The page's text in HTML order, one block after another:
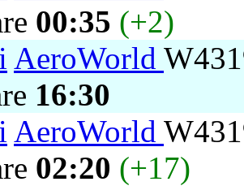
00:35 (+2)
AeroWorld
16:30
AeroWorld
02:20 (+17)